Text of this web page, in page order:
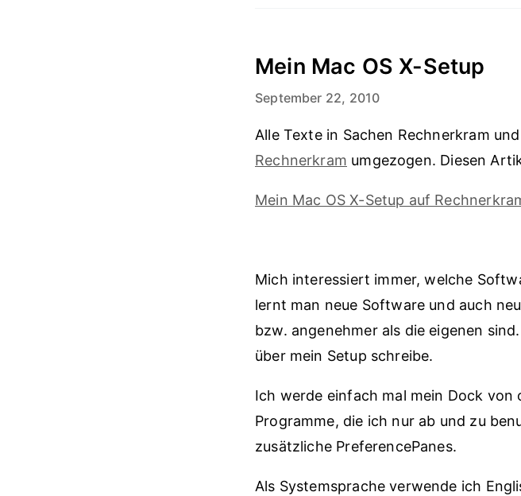
Mein Mac OS X-Setup
September 22, 2010
Alle Texte in Sachen Rechnerkram
Rechnerkram umgezogen. Diesen
Mein Mac OS X-Setup auf
Mich interessiert immer, welche
lernt man neue Software und auch
bzw. angenehmer als die eigenen
über mein Setup schreibe.
Ich werde einfach mal mein Dock
Programme, die ich nur ab und zu
zusätzliche PreferencePanes.
Als Systemsprache verwende ich